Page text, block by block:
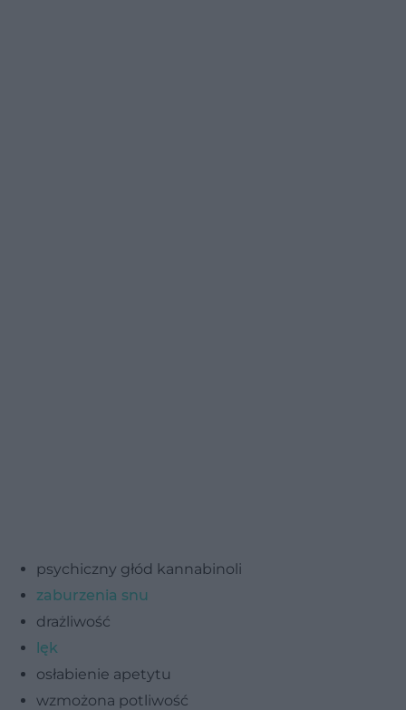
psychiczny głód kannabinoli
zaburzenia snu
drażliwość
lęk
osłabienie apetytu
wzmożona potliwość